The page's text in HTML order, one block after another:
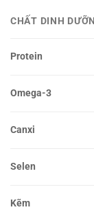
CHẤT DINH
Protein
Omega-3
Canxi
Selen
Kẽm